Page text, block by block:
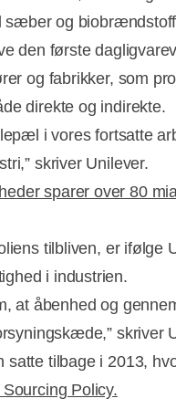
sæber og
den første
og fabrikker, som
direkte og indirekte.
i vores fortsatte
skriver Unilever.
sparer over 80
tilbliven, er ifølge
i industrien.
at åbenhed og
skriver
satte tilbage i 2013,
Policy.